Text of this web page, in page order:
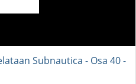
Subnautica - Osa 40 -